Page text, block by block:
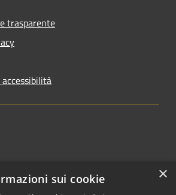
trasparente
×
sui cookie